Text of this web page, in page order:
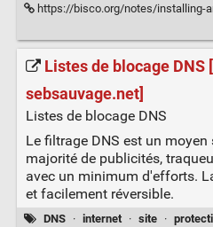
https://bisco.org/notes/installing-
Listes de blocage DNS
sebsauvage.net]
Listes de blocage DNS
Le filtrage DNS est un
majorité de publicités,
avec un minimum d'efforts.
et facilement réversible.
DNS · internet · site ·